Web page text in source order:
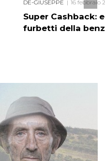
Super Cashback:
furbetti della
DE-GIUSEPPE 16 febbraio